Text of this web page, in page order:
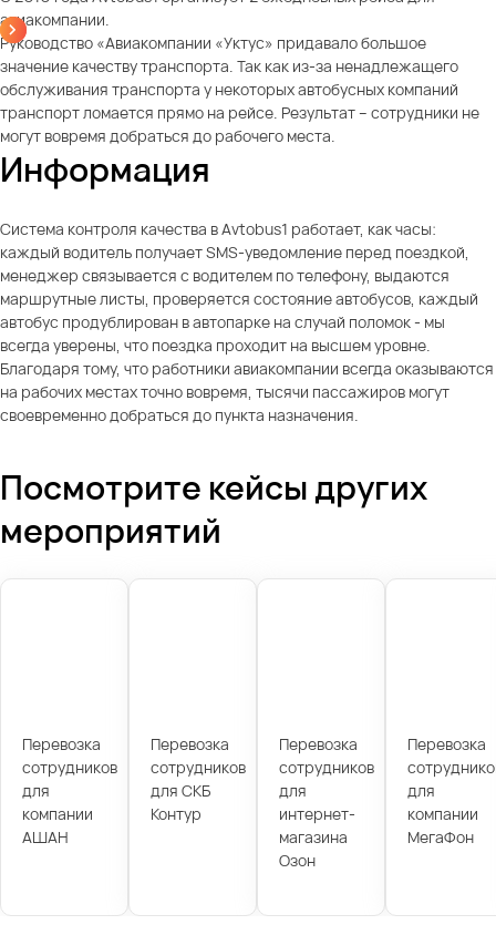
авиакомпании.
Руководство «Авиакомпании «Уктус» придавало большое
значение качеству транспорта. Так как из-за ненадлежащего
обслуживания транспорта у некоторых автобусных компаний
транспорт ломается прямо на рейсе. Результат – сотрудники не
могут вовремя добраться до рабочего места.
Информация
Система контроля качества в Avtobus1 работает, как часы:
каждый водитель получает SMS-уведомление перед поездкой,
менеджер связывается с водителем по телефону, выдаются
маршрутные листы, проверяется состояние автобусов, каждый
автобус продублирован в автопарке на случай поломок - мы
всегда уверены, что поездка проходит на высшем уровне.
Благодаря тому, что работники авиакомпании всегда оказываются
на рабочих местах точно вовремя, тысячи пассажиров могут
своевременно добраться до пункта назначения.
Посмотрите кейсы других
мероприятий
Перевозка
сотрудников
для
компании
АШАН
Перевозка
сотрудников
для СКБ
Контур
Перевозка
сотрудников
для
интернет-
магазина
Озон
Перевозка
для
компании
МегаФон